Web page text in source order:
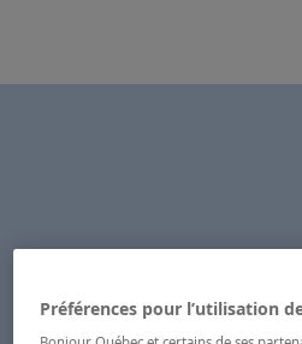
Préférences pour l’utilisation